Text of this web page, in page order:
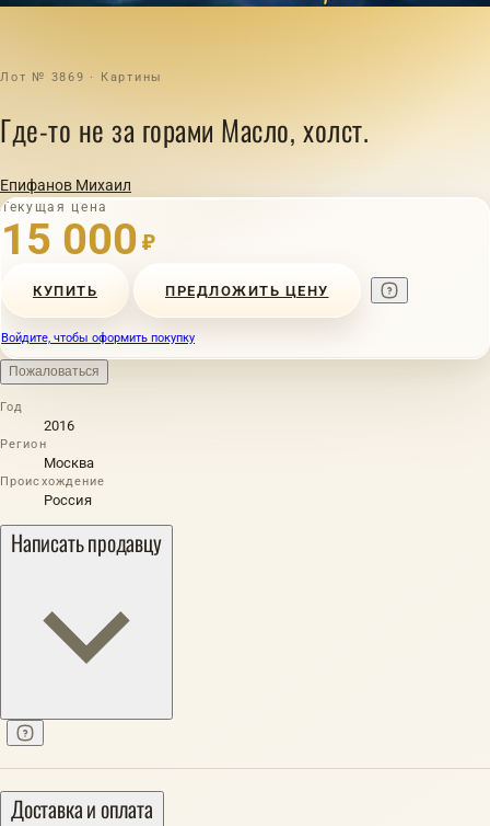
Лот № 3869 · Картины
Где-то не за горами Масло, холст.
Епифанов Михаил
Текущая цена
15 000 ₽
КУПИТЬ ПРЕДЛОЖИТЬ ЦЕНУ
Войдите, чтобы оформить покупку
Пожаловаться
Год
2016
Регион
Москва
Происхождение
Россия
Написать продавцу
Доставка и оплата